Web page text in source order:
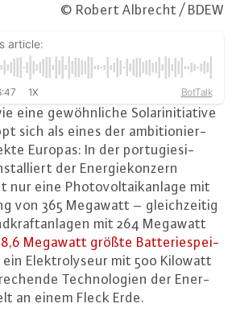
© Robert Albrecht / BDEW
article:
:47 1X BotTalk
eine ge­wöhn­li­che So­lar­in­itia­ti­ve
sich als eines der am­bi­tio­nier­
Europas: In der por­tu­gie­si­
der En­er­gie­kon­zern
nur eine Pho­to­vol­ta­ik­an­la­ge mit
von 365 Megawatt – gleich­zei­tig
mit 264 Megawatt
Megawatt größte Bat­te­rie­spei­
ein Elek­tro­ly­seur mit 500 Kilowatt
Tech­no­lo­gi­en der En­er­
an einem Fleck Erde.